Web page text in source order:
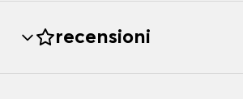
recensioni